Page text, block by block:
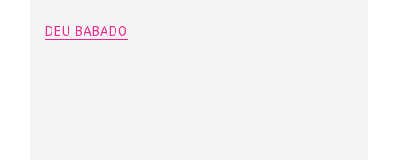
DEU BABADO